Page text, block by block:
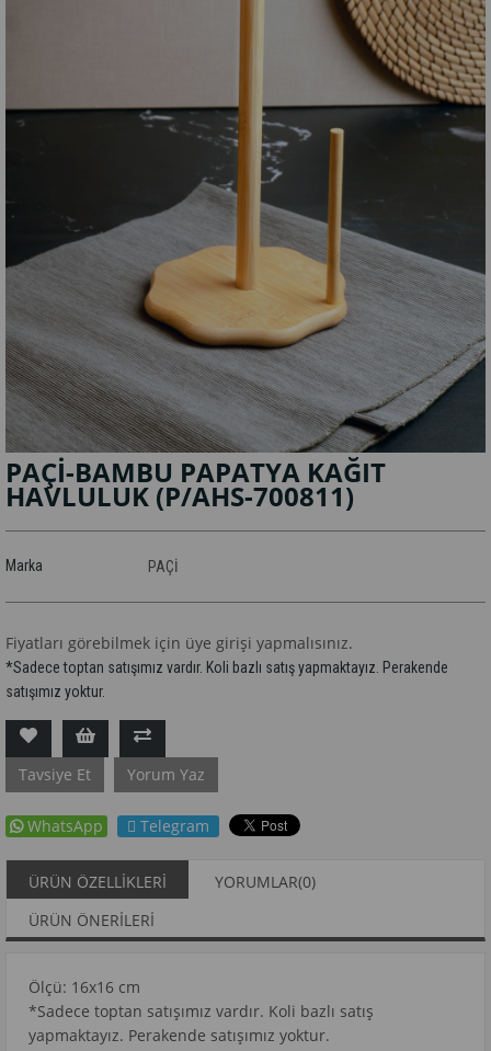
PAÇİ-BAMBU PAPATYA KAĞIT
HAVLULUK (P/AHS-700811)
Marka PAÇİ
Fiyatları görebilmek için üye girişi yapmalısınız.
*Sadece toptan satışımız vardır. Koli bazlı satış yapmaktayız. Perakende
satışımız yoktur.
Tavsiye Et Yorum Yaz
WhatsApp Telegram
ÜRÜN ÖZELLIKLERI YORUMLAR(0)
ÜRÜN ÖNERILERI
Ölçü: 16x16 cm
*Sadece toptan satışımız vardır. Koli bazlı satış
yapmaktayız. Perakende satışımız yoktur.